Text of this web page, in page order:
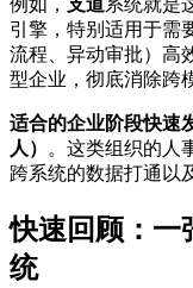
例如， 支道系统就是
引擎，特别适用于需
流程、异动审批）高
型企业，彻底消除跨
适合的企业阶段快速
人）
。这类组织的人
跨系统的数据打通以
快速回顾：一
统